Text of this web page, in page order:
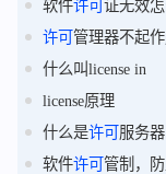
软件许可 证无效
许可 管理器不起
什么叫license in
license原理
什么是许可 服务器
软件许可 管制，